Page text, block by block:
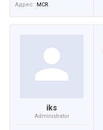
Адрес:
MCR
iks
Administrator